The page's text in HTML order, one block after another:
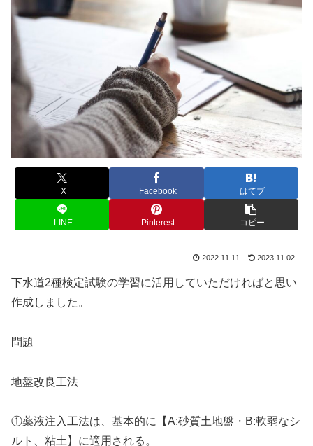
X Facebook はてブ
LINE Pinterest コピー
2022.11.11 2023.11.02
下水道2種検定試験の学習に活用していただければと思い
作成しました。
問題
地盤改良工法
①薬液注入工法は、基本的に【A:砂質土地盤・B:軟弱なシ
ルト、粘土】に適用される。